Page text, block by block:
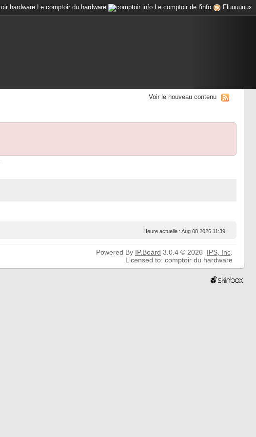
Le comptoir du hardware Le comptoir de l'info Fluuuuuux
Voir le nouveau contenu
Heure actuelle : Aug 08 2026 11:39
Powered By IP.Board 3.0.4 © 2026 IPS, Inc.
Licensed to: comptoir du hardware